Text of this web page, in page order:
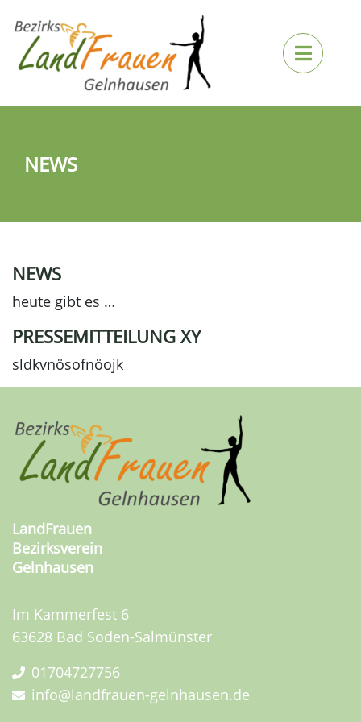
NEWS
NEWS
heute gibt es …
PRESSEMITTEILUNG XY
sldkvnösofnöojk
LandFrauen
Bezirksverein
Gelnhausen
Im Kammerfest 6
63628 Bad Soden-Salmünster
01704727756
info@landfrauen-gelnhausen.de